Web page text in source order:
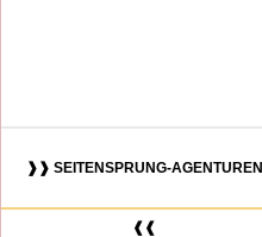
❱❱ SEITENSPRUNG-AGENTUREN
❰❰